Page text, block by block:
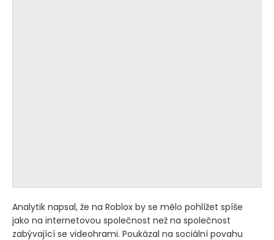
Analytik napsal, že na Roblox by se mělo pohlížet spíše
jako na internetovou společnost než na společnost
zabývající se videohrami. Poukázal na sociální povahu